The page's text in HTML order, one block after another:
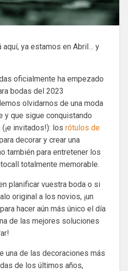
aquí, ya estamos en Abril… y
oficialmente ha empezado
bodas del 2023
olvidarnos de una moda
y que sigue conquistando
invitados!): los rótulos de
decorar y crear una
también para entretener los
totalmente memorable.
planificar vuestra boda o si
original a los novios, ¡un
hacer aún más único el día
de las mejores soluciones
una de las decoraciones más
de los últimos años,